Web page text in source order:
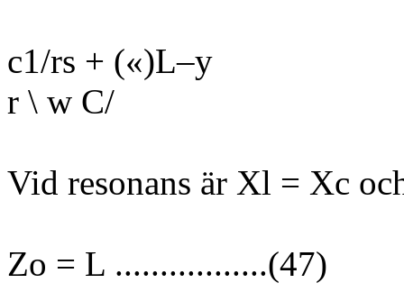
c1/rs + («)L–y
r \ w C/
Vid resonans är Xl = Xc
Zo = L .................(47)